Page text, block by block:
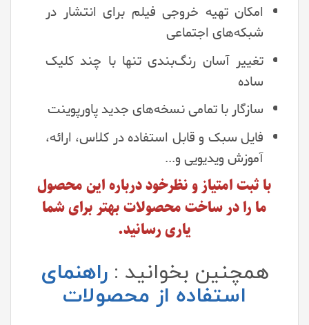
امکان تهیه خروجی فیلم برای انتشار در
شبکه‌های اجتماعی
تغییر آسان رنگ‌بندی تنها با چند کلیک
ساده
سازگار با تمامی نسخه‌های جدید پاورپوینت
فایل سبک و قابل استفاده در کلاس، ارائه،
آموزش ویدیویی و...
با ثبت امتیاز و نظرخود درباره این محصول
ما را در ساخت محصولات بهتر برای شما
یاری رسانید.
همچنین بخوانید :راهنمای
استفاده از محصولات